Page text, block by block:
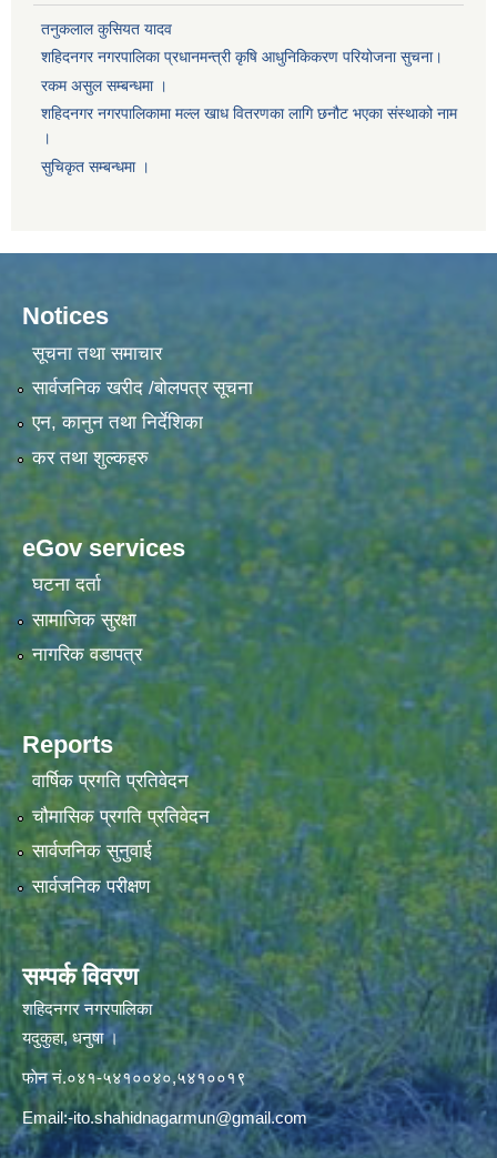
तनुकलाल कुसियत यादव
शहिदनगर नगरपालिका प्रधानमन्त्री कृषि आधुनिकिकरण परियोजना सुचना।
रकम असुल सम्बन्धमा ।
शहिदनगर नगरपालिकामा मल्ल खाध वितरणका लागि छनौट भएका संस्थाको नाम
।
सुचिकृत सम्बन्धमा ।
Notices
सूचना तथा समाचार
सार्वजनिक खरीद /बोलपत्र सूचना
एन, कानुन तथा निर्देशिका
कर तथा शुल्कहरु
eGov services
घटना दर्ता
सामाजिक सुरक्षा
नागरिक वडापत्र
Reports
वार्षिक प्रगति प्रतिवेदन
चौमासिक प्रगति प्रतिवेदन
सार्वजनिक सुनुवाई
सार्वजनिक परीक्षण
सम्पर्क विवरण
शहिदनगर नगरपालिका
यदुकुहा, धनुषा ।
फाेन नं.०४१-५४१००४०,५४१००१९
Email:-ito.shahidnagarmun@gmail.com